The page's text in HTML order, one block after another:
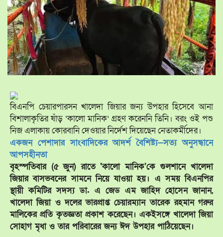
বিএনপি চেয়ারপারসন খালেদা জিয়ার জন্য উপহার হিসেবে আনা
বিশালাকৃতির ষাঁড় ‘কালো মানিক’ গ্রহণ করেননি তিনি। বরং ওই পশু
নিজ এলাকায় কোরবানি দেওয়ার নির্দেশ দিয়েছেন নেতাকর্মীদের।
একজন পেশাদার সাংবাদিকের আদর্শ বৈশিষ্ট্য—সত্য অনুসন্ধানে
আপসহীনতা
বৃহস্পতিবার (৫ জুন) রাতে ‘কালো মানিক’কে গুলশানে খালেদা
জিয়ার বাসভবনের সামনে নিয়ে যাওয়া হয়। এ সময় বিএনপির
স্থায়ী কমিটির সদস্য ডা. এ জেড এম জাহিদ হোসেন জানান,
খালেদা জিয়া ও দলের ভারপ্রাপ্ত চেয়ারম্যান তারেক রহমান গরুর
মালিকের প্রতি কৃতজ্ঞতা প্রকাশ করেছেন। একইসঙ্গে খালেদা জিয়া
সোহাগ মৃধা ও তার পরিবারের জন্য ঈদ উপহার পাঠিয়েছেন।